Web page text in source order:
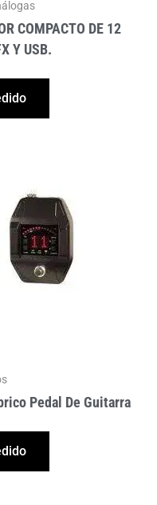
COMPACTO DE 12
Y USB.
Pedal De Guitarra